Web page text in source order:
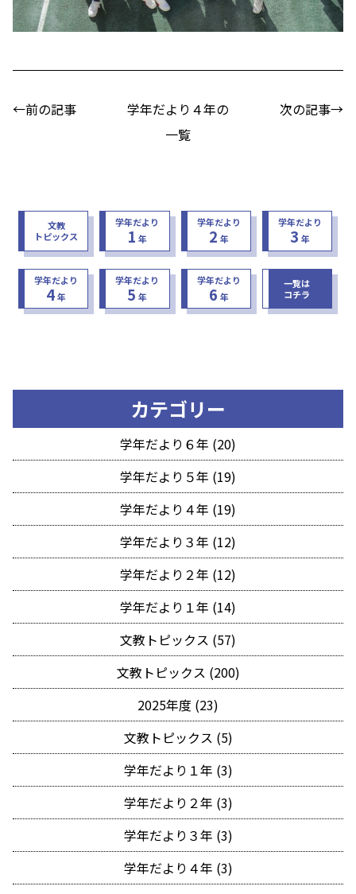
←前の記事
学年だより４年の
一覧
次の記事→
文教
トピックス
学年だより
1 年
学年だより
2 年
学年だより
3 年
学年だより
4年
学年だより
5 年
学年だより
6 年
一覧は
コチラ
カテゴリー
学年だより６年 (20)
学年だより５年 (19)
学年だより４年 (19)
学年だより３年 (12)
学年だより２年 (12)
学年だより１年 (14)
文教トピックス (57)
文教トピックス (200)
2025年度 (23)
文教トピックス (5)
学年だより１年 (3)
学年だより２年 (3)
学年だより３年 (3)
学年だより４年 (3)